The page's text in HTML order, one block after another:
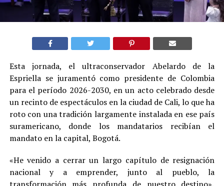
Esta jornada, el ultraconservador Abelardo de la
Espriella se juramentó como presidente de Colombia
para el período 2026-2030, en un acto celebrado desde
un recinto de espectáculos en la ciudad de Cali, lo que ha
roto con una tradición largamente instalada en ese país
suramericano, donde los mandatarios recibían el
mandato en la capital, Bogotá.
«He venido a cerrar un largo capítulo de resignación
nacional y a emprender, junto al pueblo, la